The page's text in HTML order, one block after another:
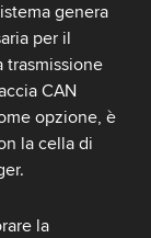
genera
per il
trasmissione
CAN
opzione, è
la cella di
la